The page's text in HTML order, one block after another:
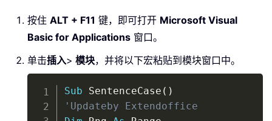
按住 ALT + F11 键，即可打开 Microsoft Visual
Basic for Applications 窗口。
单击插入> 模块，并将以下宏粘贴到模块窗口中。
Sub SentenceCase ( )
'Updateby Extendoffice